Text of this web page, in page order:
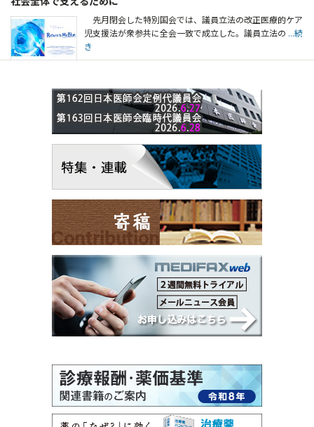
先月閉会した特別国会では、議員立法の改正医療的ケア
児支援法が衆参共に全会一致で成立した。議員立法の ...続
き